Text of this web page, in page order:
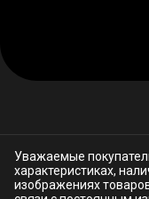
Уважаемые
характеристиках,
изображениях